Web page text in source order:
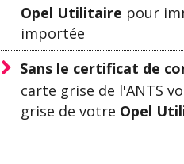
Opel Utilitaire pour
importée
Sans le certificat de
carte grise de l'ANTS
grise de votre Opel